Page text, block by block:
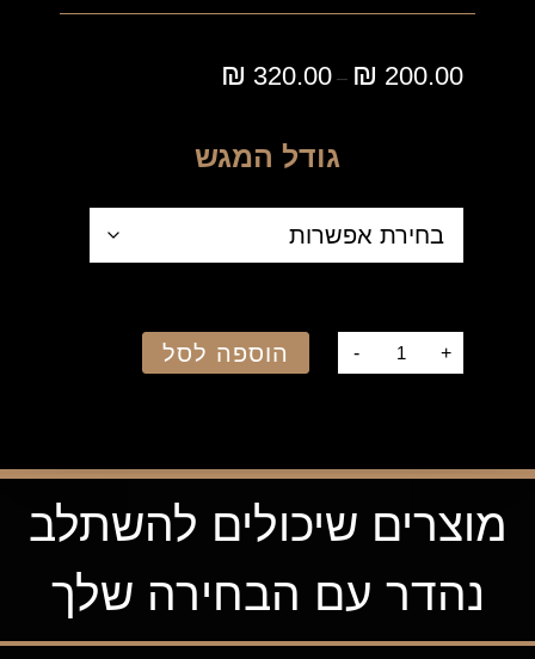
₪ 200.00
–
₪ 320.00
גודל המגש
- + הוספה לסל
מוצרים שיכולים להשתלב
נהדר עם הבחירה שלך